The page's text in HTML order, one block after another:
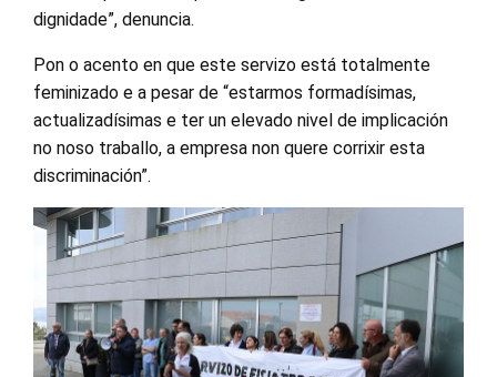
dignidade”, denuncia.
Pon o acento en que este servizo está totalmente
feminizado e a pesar de “estarmos formadísimas,
actualizadísimas e ter un elevado nivel de implicación
no noso traballo, a empresa non quere corrixir esta
discriminación”.